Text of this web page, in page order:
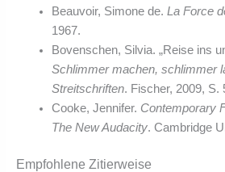
Beauvoir, Simone de. La Force
1967.
Bovenschen, Silvia. „Reise ins
Schlimmer machen, schlimmer
Streitschriften. Fischer, 2009, S.
Cooke, Jennifer. Contemporary
The New Audacity. Cambridge
Empfohlene Zitierweise